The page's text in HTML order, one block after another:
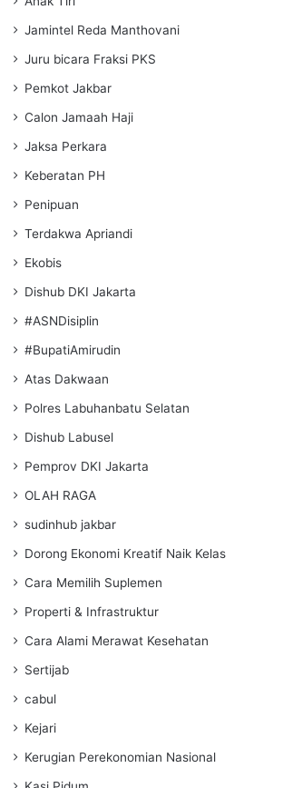
Jamintel Reda Manthovani
Juru bicara Fraksi PKS
Pemkot Jakbar
Calon Jamaah Haji
Jaksa Perkara
Keberatan PH
Penipuan
Terdakwa Apriandi
Ekobis
Dishub DKI Jakarta
#ASNDisiplin
#BupatiAmirudin
Atas Dakwaan
Polres Labuhanbatu Selatan
Dishub Labusel
Pemprov DKI Jakarta
OLAH RAGA
sudinhub jakbar
Dorong Ekonomi Kreatif Naik Kelas
Cara Memilih Suplemen
Properti & Infrastruktur
Cara Alami Merawat Kesehatan
Sertijab
cabul
Kejari
Kerugian Perekonomian Nasional